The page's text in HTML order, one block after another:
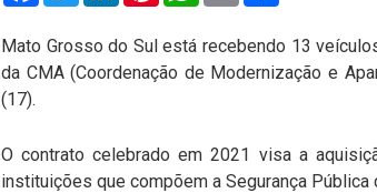
Mato Grosso do Sul está recebendo 13
da CMA (Coordenação de Modernização e
(17).
O contrato celebrado em 2021 visa a
instituições que compõem a Segurança Pública